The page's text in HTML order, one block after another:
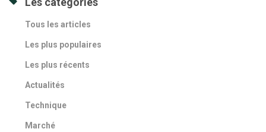
Tous les articles
Les plus populaires
Les plus récents
Actualités
Technique
Marché